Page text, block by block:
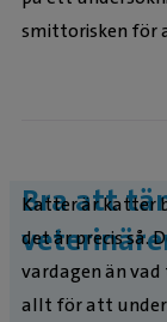
smittorisken för
Bra att
Katter är katter
det är precis så.
vardagen än
allt för att